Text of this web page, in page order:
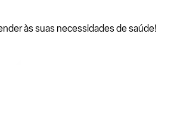
às suas necessidades de saúde!